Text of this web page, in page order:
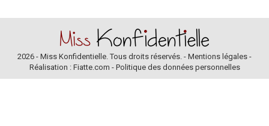
2026 - Miss Konfidentielle. Tous droits réservés. - Mentions légales -
Réalisation : Fiatte.com - Politique des données personnelles